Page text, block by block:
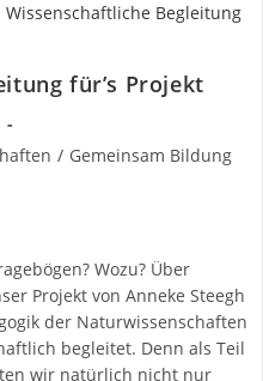
für’s Projekt
/ Gemeinsam Bildung
Wozu? Über
Projekt von Anneke Steegh
der Naturwissenschaften
begleitet. Denn als Teil
wir natürlich nicht nur